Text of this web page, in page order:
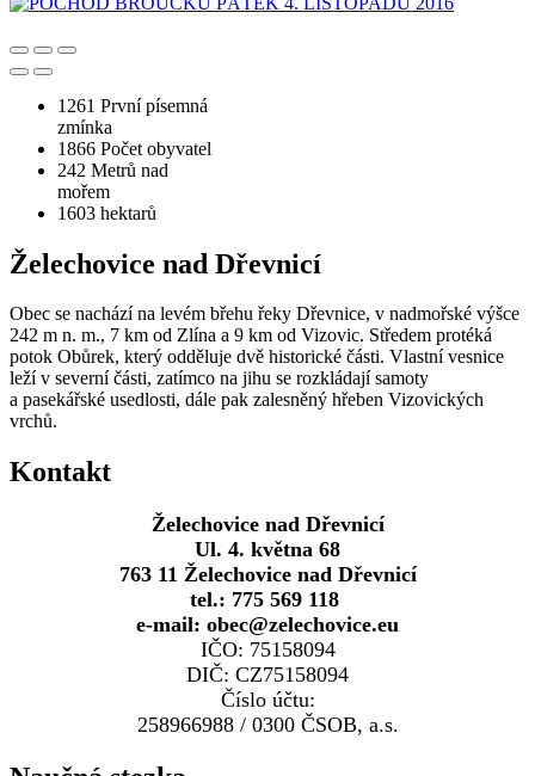
1261 První písemná
zmínka
1866 Počet obyvatel
242 Metrů nad
mořem
1603 hektarů
Želechovice nad Dřevnicí
Obec se nachází na levém břehu řeky Dřevnice, v nadmořské výšce
242 m n. m., 7 km od Zlína a 9 km od Vizovic. Středem protéká
potok Obůrek, který odděluje dvě historické části. Vlastní vesnice
leží v severní části, zatímco na jihu se rozkládají samoty
a pasekářské usedlosti, dále pak zalesněný hřeben Vizovických
vrchů.
Kontakt
Želechovice nad Dřevnicí
Ul. 4. května 68
763 11 Želechovice nad Dřevnicí
tel.: 775 569 118
e-mail: obec@zelechovice.eu
IČO: 75158094
DIČ: CZ75158094
Číslo účtu:
258966988 / 0300 ČSOB, a.s.